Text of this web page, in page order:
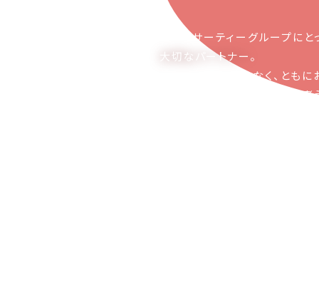
ピアーサーティーグループにと
大切なパートナー。
お取引の関係ではなく、とも
かち合える関係でありたいと考